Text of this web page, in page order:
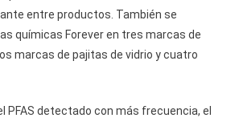
entre productos. También se
químicas Forever en tres marcas de
marcas de pajitas de vidrio y cuatro
PFAS detectado con más frecuencia, el